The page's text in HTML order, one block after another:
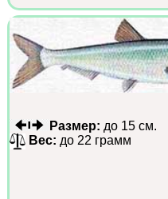
Размер: до 15 см.
Вес: до 22 грамм